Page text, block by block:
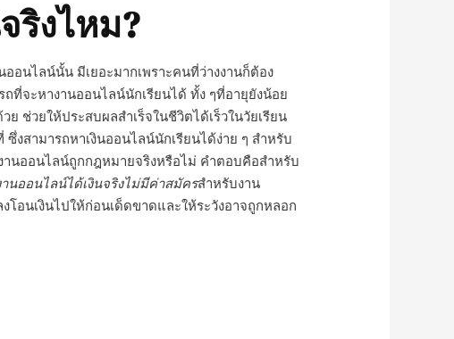
ริงไหม?
อนไลน์นั้น มีเยอะมากเพราะคนที่ว่างงานก็ต้อง
ถที่จะหางานออนไลน์นักเรียนได้ ทั้ง ๆที่อายุยังน้อย
ย ช่วยให้ประสบผลสำเร็จในชีวิตได้เร็วในวัยเรียน
งสามารถหาเงินออนไลน์นักเรียนได้ง่าย ๆ สำหรับ
านออนไลน์ถูกกฎหมายจริงหรือไม่ คำตอบคือสำหรับ
านออนไลน์ได้เงินจริงไม่มีค่าสมัครสำหรับงาน
อนเงินไปให้ก่อนเด็ดขาดและให้ระวังอาจถูกหลอก